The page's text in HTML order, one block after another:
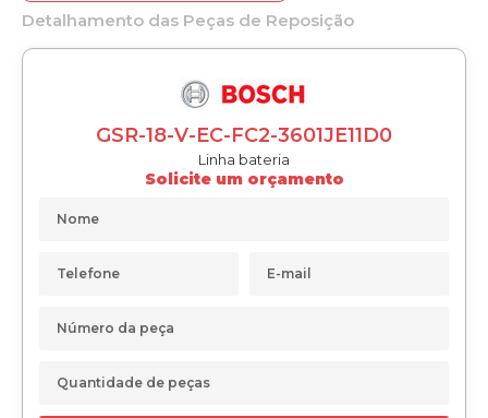
Detalhamento das Peças de Reposição
GSR-18-V-EC-FC2-3601JE11D0
Linha bateria
Solicite um orçamento